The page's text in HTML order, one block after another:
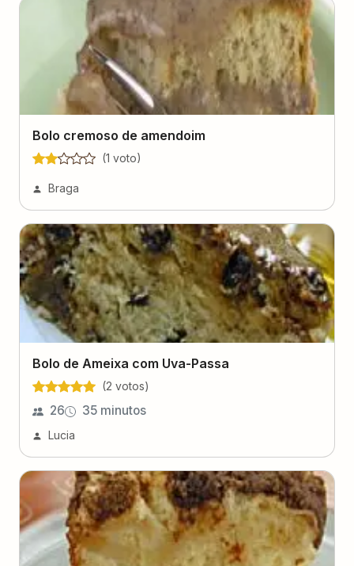
Bolo cremoso de amendoim
(1 voto)
Braga
Bolo de Ameixa com Uva-Passa
(2 votos)
26 35 minutos
Lucia